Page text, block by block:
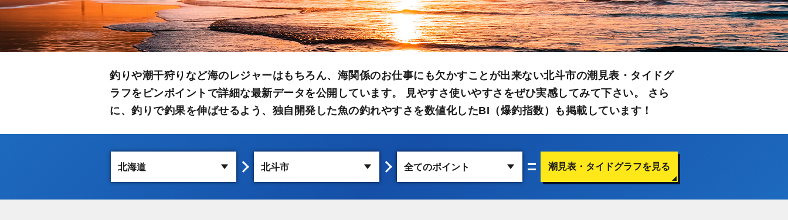
釣りや潮干狩りなど海のレジャーはもちろん、海関係のお仕事にも欠かすことが出来ない北斗市の潮見表・タイドグ
ラフをピンポイントで詳細な最新データを公開しています。 見やすさ使いやすさをぜひ実感してみて下さい。 さら
に、釣りで釣果を伸ばせるよう、独自開発した魚の釣れやすさを数値化したBI（爆釣指数）も掲載しています！
潮見表・タイドグラフを見る